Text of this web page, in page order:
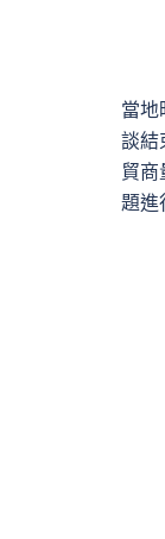
當地
談結
貿商
題進